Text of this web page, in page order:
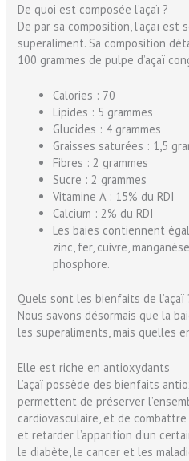
De quoi est composée l’açaï ?
De par sa composition, l’açaï est
superaliment. Sa composition
100 grammes de pulpe d’açaï
Calories : 70
Lipides : 5 grammes
Glucides : 4 grammes
Graisses saturées : 1,5
Fibres : 2 grammes
Sucre : 2 grammes
Vitamine A : 15% du RDI
Calcium : 2% du RDI
Les baies contiennent
zinc, fer, cuivre,
phosphore.
Quels sont les bienfaits de l’açaï
Nous savons désormais que la
les superaliments, mais quelles
Elle est riche en antioxydants
L’açaï possède des bienfaits
permettent de préserver
cardiovasculaire, et de
et retarder l’apparition d’un
le diabète, le cancer et les